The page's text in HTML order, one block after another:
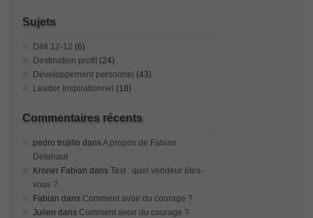
Sujets
Défi 12-12 (6)
Destination profit (24)
Développement personnel (43)
Leader Inspirationnel (18)
Commentaires récents
pedro trujillo dansA propos de Fabian
Delahaut
Kroner Fabian dans Test : quel vendeur êtes-
vous ?
Fabian dans Comment avoir du courage ?
Julien dans Comment avoir du courage ?